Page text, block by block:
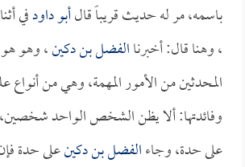
باسمه، مر له حديث قريباً قالأبو داودفي
، وهنا قال: أخبرناالفضل بن دكين، وهو
المحدثين من الأمور المهمة، وهي من أنواع
وفائدتها: ألا يظن الشخص الواحد
على حدة، وجاءالفضل بن دكينعلى حدة